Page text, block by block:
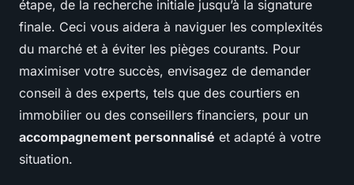
étape, de la recherche initiale jusqu’à la signature
finale. Ceci vous aidera à naviguer les complexités
du marché et à éviter les pièges courants. Pour
maximiser votre succès, envisagez de demander
conseil à des experts, tels que des courtiers en
immobilier ou des conseillers financiers, pour un
accompagnement personnalisé et adapté à votre
situation.